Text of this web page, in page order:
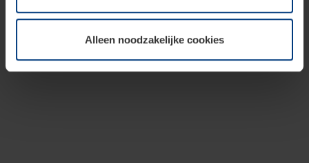
toestemming kunt u op elk moment bij de uitleg van de
wijzigen of herroepen.Alleen noodzakelijke cookies